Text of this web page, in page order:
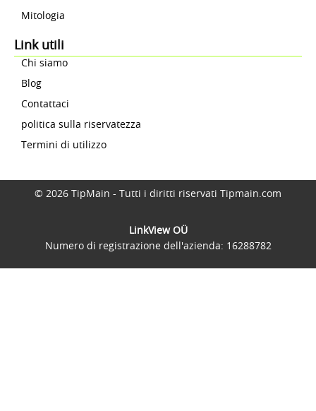
Mitologia
Link utili
Chi siamo
Blog
Contattaci
politica sulla riservatezza
Termini di utilizzo
© 2026 TipMain - Tutti i diritti riservati Tipmain.com
LinkView OÜ
Numero di registrazione dell'azienda: 16288782